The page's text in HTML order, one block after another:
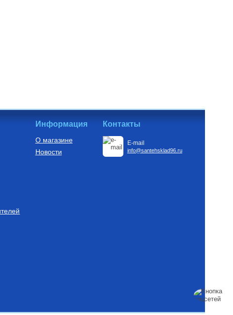
Информация
О магазине
Новости
Контакты
E-mail
info@santehsklad96.ru